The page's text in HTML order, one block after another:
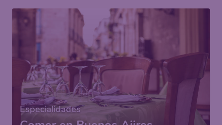
Especialidades